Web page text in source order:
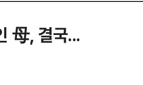
母, 결국...